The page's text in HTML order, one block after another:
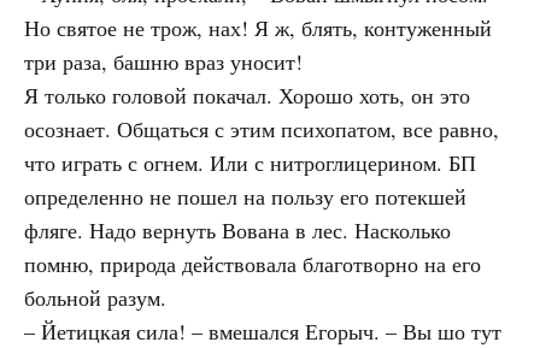
Но святое не трож, нах! Я ж, блять, контуженный
три раза, башню враз уносит!
Я только головой покачал. Хорошо хоть, он это
осознает. Общаться с этим психопатом, все равно,
что играть с огнем. Или с нитроглицерином. БП
определенно не пошел на пользу его потекшей
фляге. Надо вернуть Вована в лес. Насколько
помню, природа действовала благотворно на его
больной разум.
– Йетицкая сила! – вмешался Егорыч. – Вы шо тут